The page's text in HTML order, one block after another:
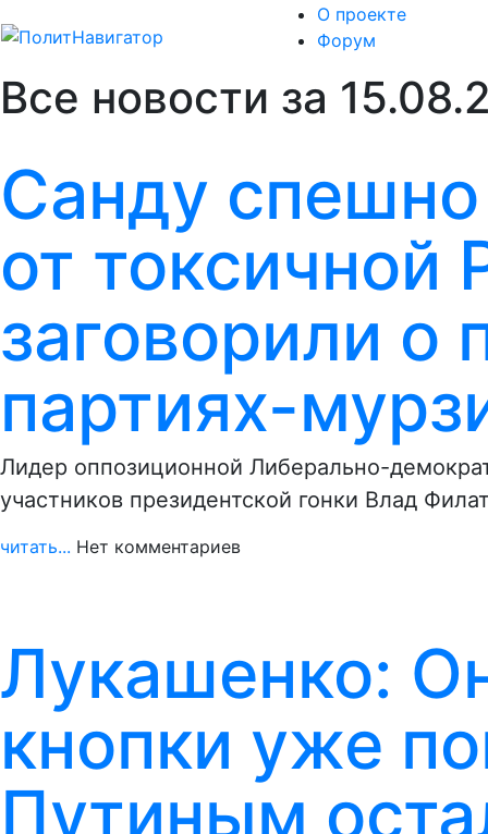
О проекте
Форум
Все новости за
Санду
от токсичной
заговорили о
партиях-
Лидер оппозиционной Либерально-
участников президентской гонки Влад
читать... Нет комментариев
Лукашенко:
кнопки уже
Путиным